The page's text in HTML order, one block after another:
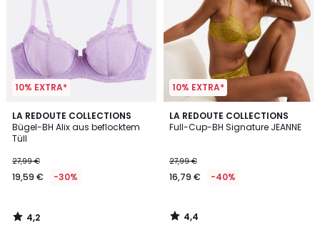
10% EXTRA*
LA REDOUTE COLLECTIONS
Bügel-BH Alix aus beflocktem
Tüll
€
Statt
€
30%
27,99 €
19,59 € -30%
4,2
/ 5
4,2
/
10% EXTRA*
LA REDOUTE COLLECTIONS
Full-Cup-BH Signature JEANNE
27,99 €
16,79 € -40%
4,4
/ 5
4,4
/